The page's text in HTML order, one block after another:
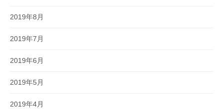
2019年8月
2019年7月
2019年6月
2019年5月
2019年4月